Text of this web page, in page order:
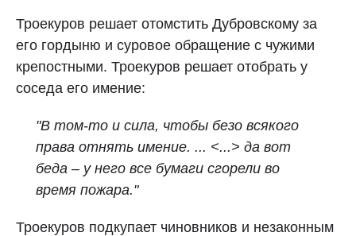
Троекуров решает отомстить Дубровскому за
его гордыню и суровое обращение с чужими
крепостными. Троекуров решает отобрать у
соседа его имение:
"В том-то и сила, чтобы безо всякого
права отнять имение. ... <...> да вот
беда – у него все бумаги сгорели во
время пожара."
Троекуров подкупает чиновников и незаконным